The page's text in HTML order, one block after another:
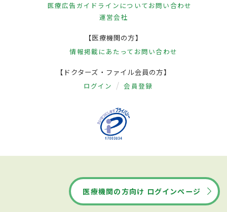
医療広告ガイドラインについてお問い合わせ
運営会社
【医療機関の方】
情報掲載にあたって お問い合わせ
【ドクターズ・ファイル会員の方】
ログイン 会員登録
医療機関の方向け ログインページ